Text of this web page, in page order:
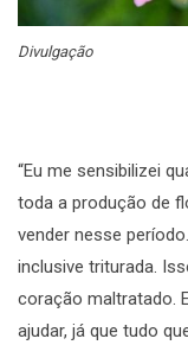
Divulgação
“Eu me sensibilizei
toda a produção de
vender nesse
inclusive triturada.
coração maltratado.
ajudar, já que tudo